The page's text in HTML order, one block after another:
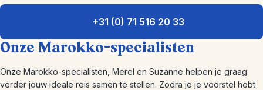
+31 (0) 71 516 20 33
Onze Marokko-specialisten
Onze Marokko-specialisten, Merel en Suzanne helpen je graag
verder jouw ideale reis samen te stellen. Zodra je je voorstel hebt